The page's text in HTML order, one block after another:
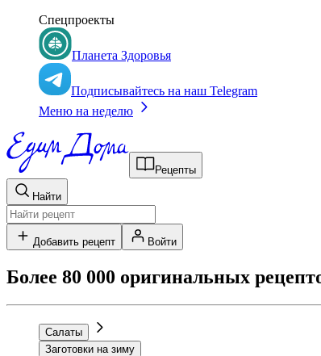
Спецпроекты
Планета Здоровья
Подписывайтесь на наш Telegram
Меню на неделю
Рецепты
Найти
Добавить рецепт Войти
Более 80 000 оригинальных
Салаты
Заготовки на зиму